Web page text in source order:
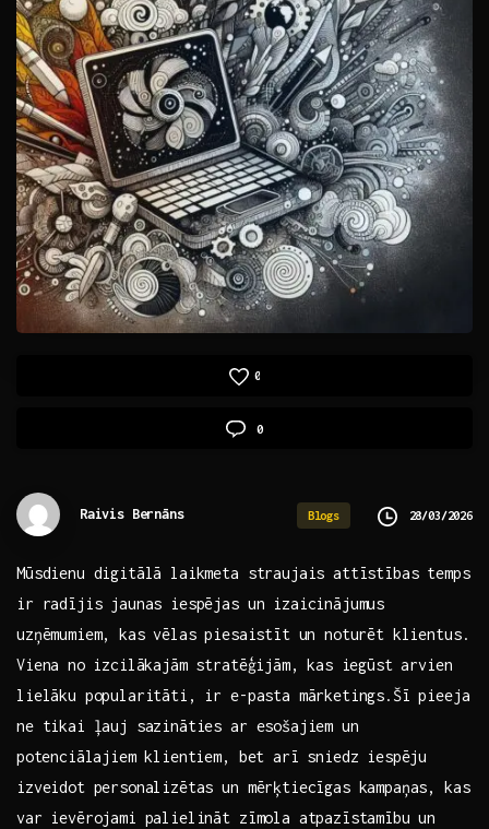
0
0
Raivis Bernāns Blogs 28/03/2026
Mūsdienu digitālā laikmeta straujais attīstības temps
ir radījis jaunas iespējas un izaicinājumus
uzņēmumiem, ⁢kas vēlas piesaistīt un noturēt klientus.
Viena⁣ no izcilākajām stratēģijām,⁤ kas iegūst arvien
lielāku popularitāti, ir e-pasta mārketings.Šī pieeja
ne tikai ļauj ‌sazināties ar esošajiem un
⁣potenciālajiem klientiem,‍ bet arī sniedz iespēju
izveidot personalizētas un mērķtiecīgas kampaņas, kas⁢
var ievērojami palielināt zīmola atpazīstamību un